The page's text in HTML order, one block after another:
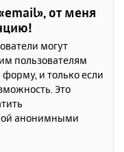
от меня
могут
пользователям
и только если
Это
анонимными